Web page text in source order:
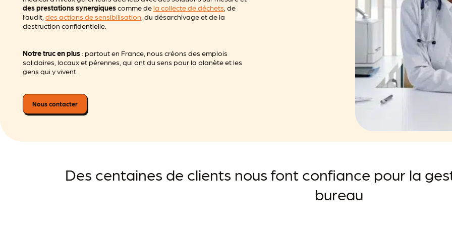
des prestations synergiquescomme de la collecte de déchets , de
l’audit,des actions de sensibilisation , du désarchivage et de la
destruction confidentielle.
Notre truc en plus : partout en France, nous créons des emplois
solidaires, locaux et pérennes, qui ont du sens pour la planète et les
gens qui y vivent.
Nous contacter
Des centaines de clients nous font confiance pour la
bureau